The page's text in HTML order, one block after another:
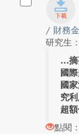
/ 財務
研究生
國
國
究
超
點閱